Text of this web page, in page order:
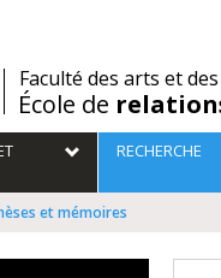
/Faculté des arts et
École de
RECHERCHE
et mémoires